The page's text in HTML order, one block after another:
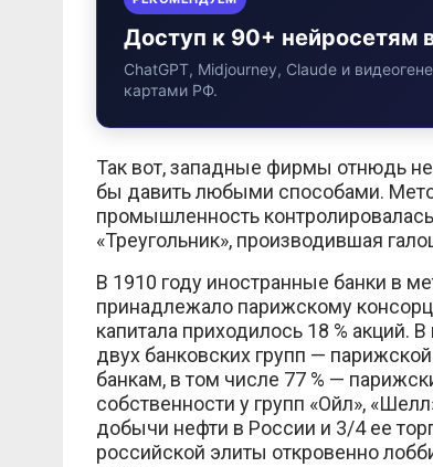
Доступ к 90+ нейросетям
ChatGPT, Midjourney, Claude и
картами РФ.
Так вот, западные фирмы отнюдь не
бы давить любыми способами.
промышленность
«Треугольник», производившая
В 1910 году иностранные банки в
принадлежало парижскому
капитала приходилось 18 % акций.
двух банковских групп —
банкам, в том числе 77 % —
собственности у групп «Ойл»,
добычи нефти в России и 3/4 ее
российской элиты откровенно